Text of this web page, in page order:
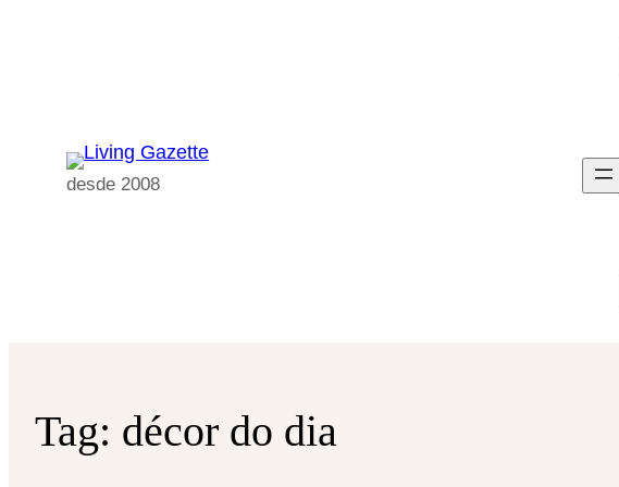
desde 2008
Tag: décor do dia